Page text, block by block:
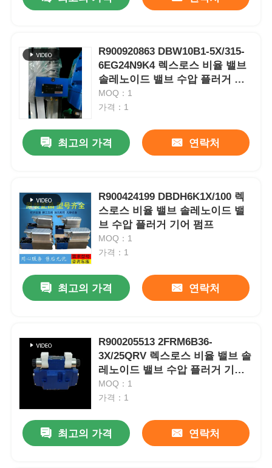
R900920863 DBW10B1-5X/315-
6EG24N9K4 렉스로스 비율 밸브
솔레노이드 밸브 수압 플러거 기
어 펌프
MOQ：1
가격：1
최고의 가격 연락처
R900424199 DBDH6K1X/100 렉
스로스 비율 밸브 솔레노이드 밸
브 수압 플러거 기어 펌프
MOQ：1
가격：1
최고의 가격 연락처
R900205513 2FRM6B36-
3X/25QRV 렉스로스 비율 밸브 솔
레노이드 밸브 수압 플러거 기어
펌프
MOQ：1
가격：1
최고의 가격 연락처